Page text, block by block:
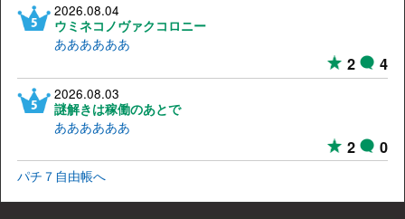
2026.08.04
ウミネコノヴァクコロニー
ああああああ
2 4
2026.08.03
謎解きは稼働のあとで
ああああああ
2 0
パチ７自由帳へ